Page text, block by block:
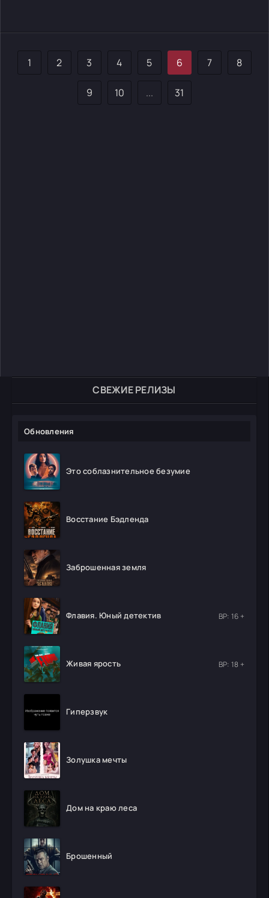
СВЕЖИЕ РЕЛИЗЫ
Обновления
Это соблазнительное безумие
Восстание Бэдленда
Заброшенная земля
Флавия. Юный детектив ВР: 16 +
Живая ярость ВР: 18 +
Гиперзвук
Золушка мечты
Дом на краю леса
Брошенный
1 2 3 4 5 6 7 8
9 10 ... 31